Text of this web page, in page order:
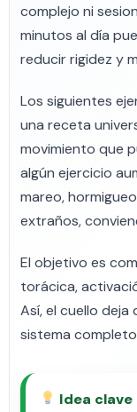
complejo ni
minutos al día
reducir rigidez y
Los siguientes
una receta
movimiento que
algún ejercicio
mareo,
extraños,
El objetivo es
torácica,
Así, el cuello
sistema
Idea clave